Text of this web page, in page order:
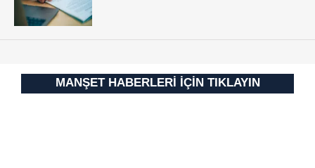
MANŞET HABERLERİ İÇİN TIKLAYIN